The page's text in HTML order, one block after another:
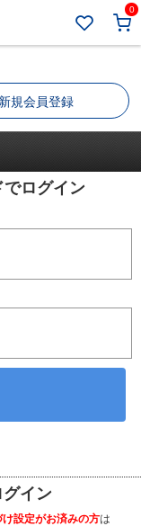
0
新規会員登録
でログイン
イン
設定がお済みの方は